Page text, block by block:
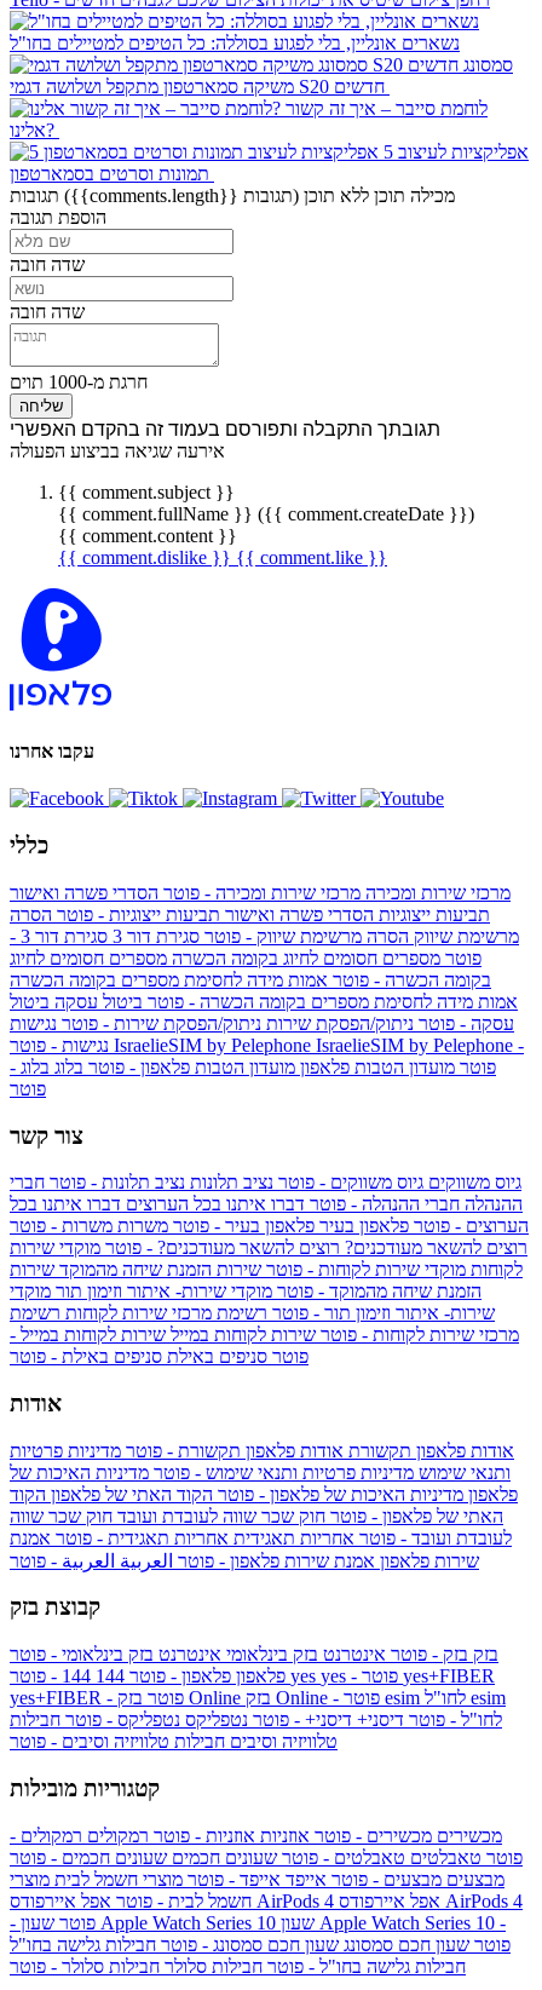
נשארים אונליין, בלי לפגוע בסוללה: כל הטיפים למטיילים בחו"ל
סמסונג
לוחמת סייבר – איך זה קשור
אלינו?
5 אפליקציות לעיצוב
תגובות
({{comments.length}} תגובות) מכילה תוכן ללא תוכן
הוספת תגובה
שדה חובה
שדה חובה
חרגת מ-1000 תוים
שליחה
תגובתך התקבלה ותפורסם בעמוד זה בהקדם האפשרי
אירעה שגיאה בביצוע הפעולה
{{ comment.subject }}
{{ comment.fullName }} ({{ comment.createDate }})
{{ comment.content }}
{{ comment.dislike }} {{ comment.like }}
עקבו אחרנו
כללי
מרכזי שירות ומכירה מרכזי שירות ומכירה - פוטר הסדרי פשרה ואישור
תביעות ייצוגיות הסדרי פשרה ואישור תביעות ייצוגיות - פוטר הסרה
מרשימת שיווק הסרה מרשימת שיווק - פוטר סגירת דור 3
סגירת דור 3 -
פוטר מספרים חסומים לחיוג בקומה הכשרה מספרים חסומים לחיוג
בקומה הכשרה - פוטר אמות מידה לחסימת מספרים בקומה הכשרה
אמות מידה לחסימת מספרים בקומה הכשרה - פוטר ביטול עסקה ביטול
עסקה - פוטר ניתוק/הפסקת שירות ניתוק/הפסקת שירות - פוטר נגישות
IsraelieSIM by Pelephone IsraelieSIM by Pelephone -
פוטר מועדון הטבות פלאפון מועדון הטבות פלאפון - פוטר בלוג בלוג -
פוטר
צור קשר
גיוס משווקים גיוס משווקים - פוטר נציב תלונות נציב תלונות - פוטר חברי
ההנהלה חברי ההנהלה - פוטר דברו איתנו בכל הערוצים דברו איתנו בכל
הערוצים - פוטר פלאפון בעיר פלאפון בעיר - פוטר משרות משרות - פוטר
רוצים להשאר מעודכנים? רוצים להשאר מעודכנים? - פוטר מוקדי שירות
לקוחות מוקדי שירות לקוחות - פוטר שירות הזמנת שיחה מהמוקד שירות
הזמנת שיחה מהמוקד - פוטר מוקדי שירות- איתור וזימון תור מוקדי
שירות- איתור וזימון תור - פוטר רשימת מרכזי שירות לקוחות רשימת
מרכזי שירות לקוחות - פוטר שירות לקוחות במייל שירות לקוחות במייל -
פוטר סניפים באילת סניפים באילת - פוטר
אודות
אודות פלאפון תקשורת אודות פלאפון תקשורת - פוטר מדיניות פרטיות
ותנאי שימוש מדיניות פרטיות ותנאי שימוש - פוטר מדיניות האיכות של
פלאפון מדיניות האיכות של פלאפון - פוטר הקוד האתי של פלאפון הקוד
האתי של פלאפון - פוטר חוק שכר שווה לעובדת ועובד חוק שכר שווה
לעובדת ועובד - פוטר אחריות תאגידית אחריות תאגידית - פוטר אמנת
שירות פלאפון אמנת שירות פלאפון - פוטר العربية العربية - פוטר
קבוצת בזק
בזק בזק - פוטר אינטרנט בזק בינלאומי אינטרנט בזק בינלאומי - פוטר
פלאפון פלאפון - פוטר 144 yes
yes+FIBER
yes+FIBER - פוטר בזק Online
esim
לחו"ל - פוטר דיסני+ דיסני+ - פוטר נטפליקס נטפליקס - פוטר חבילות
טלוויזיה וסיבים חבילות טלוויזיה וסיבים - פוטר
קטגוריות מובילות
מכשירים מכשירים - פוטר אוזניות אוזניות - פוטר רמקולים רמקולים -
פוטר טאבלטים טאבלטים - פוטר שעונים חכמים שעונים חכמים - פוטר
מבצעים מבצעים - פוטר אייפד אייפד - פוטר מוצרי חשמל לבית מוצרי
חשמל לבית - פוטר אפל איירפודס AirPods 4 אפל איירפודס AirPods 4
- פוטר שעון Apple Watch Series 10 שעון Apple Watch Series 10 -
פוטר שעון חכם סמסונג שעון חכם סמסונג - פוטר חבילות גלישה בחו"ל
חבילות גלישה בחו"ל - פוטר חבילות סלולר חבילות סלולר - פוטר